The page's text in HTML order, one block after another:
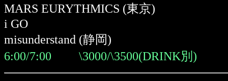
MARS EURYTHMICS (東京)
i GO
misunderstand (静岡)
6:00/7:00 \3000/\3500(DRINK別)